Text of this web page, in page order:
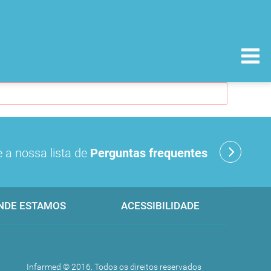
a nossa lista de Perguntas frequentes
ESTAMOS ACESSIBILIDADE
Infarmed © 2016. Todos os direitos reservados